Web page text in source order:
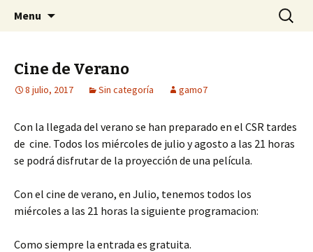
CSR Gamonal
Centro Social Recuperado Gamonal
Menu Buscar:
Cine de Verano
8 julio, 2017 Sin categoría gamo7
Con la llegada del verano se han preparado en el CSR tardes
de cine. Todos los miércoles de julio y agosto a las 21 horas
se podrá disfrutar de la proyección de una película.
Con el cine de verano, en Julio, tenemos todos los
miércoles a las 21 horas la siguiente programacion:
Como siempre la entrada es gratuita.